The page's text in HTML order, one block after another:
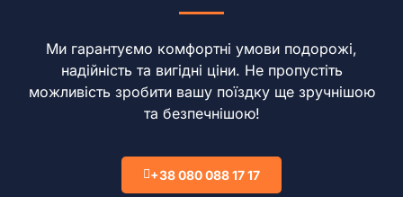
Ми гарантуємо комфортні умови подорожі,
надійність та вигідні ціни. Не пропустіть
можливість зробити вашу поїздку ще зручнішою
та безпечнішою!
+38 080 088 17 17